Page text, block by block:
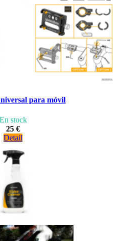
para móvil
En stock
25 €
Detail